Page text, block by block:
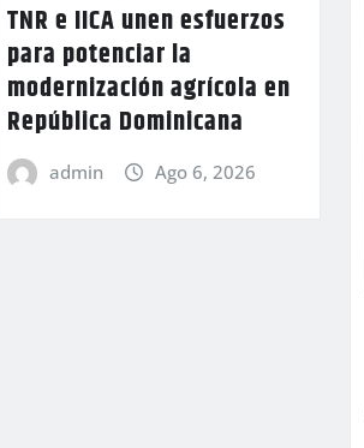
TNR e IICA unen esfuerzos
para potenciar la
modernización agrícola en
República Dominicana
admin Ago 6, 2026